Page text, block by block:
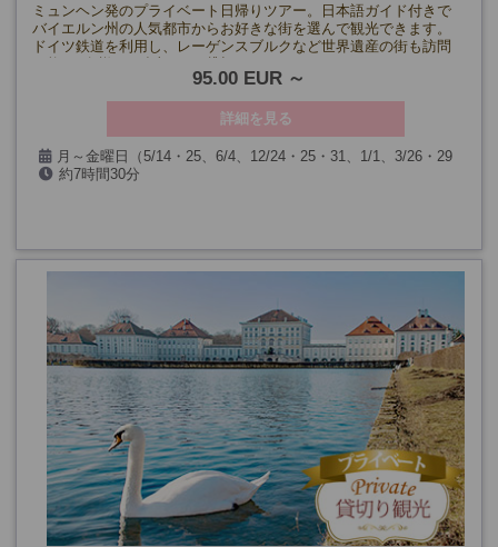
ミュンヘン発のプライベート日帰りツアー。日本語ガイド付きで
バイエルン州の人気都市からお好きな街を選んで観光できます。
ドイツ鉄道を利用し、レーゲンスブルクなど世界遺産の街も訪問
95.00 EUR
詳細を見る
月～金曜日（5/14・25、6/4、12/24・25・31、1/1、3/26・29
を除く）
約7時間30分